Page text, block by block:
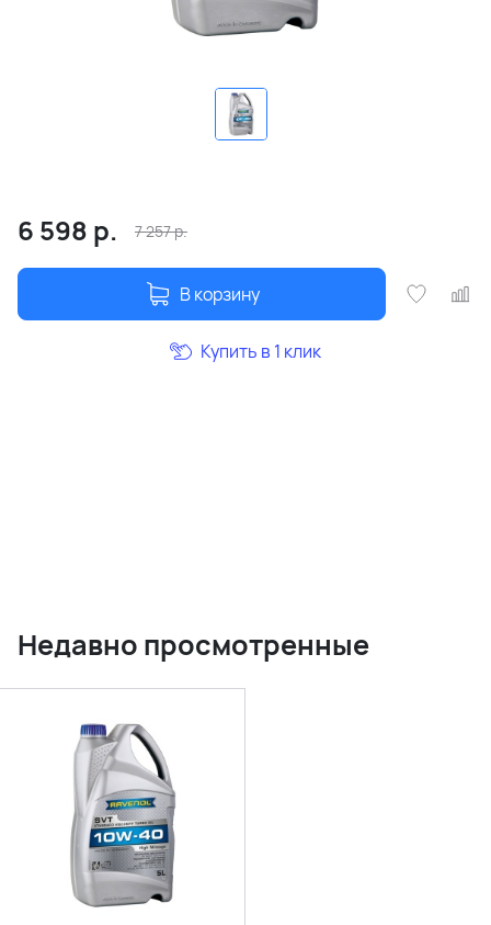
6 598 р. 7 257р.
В корзину
Купить в 1 клик
Недавно просмотренные